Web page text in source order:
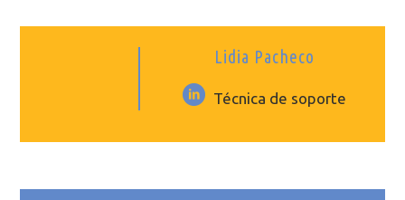
Lidia Pacheco
Técnica de soporte